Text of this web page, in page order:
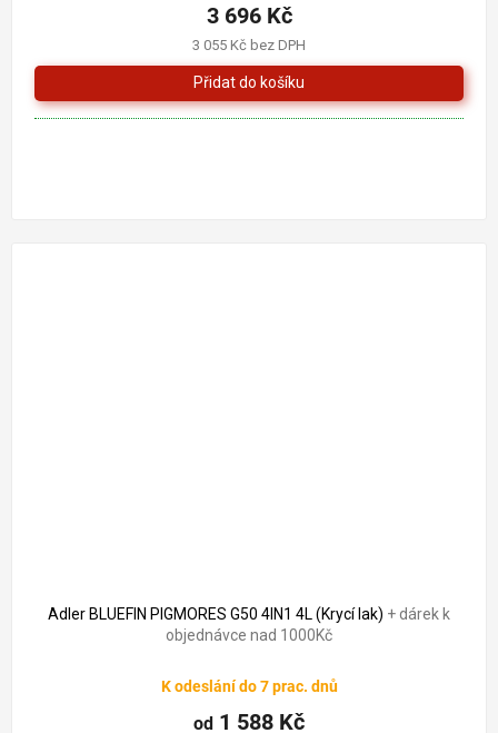
3 055 Kč bez DPH
3 696 Kč
Adler BLUEFIN PIGMORES G50 4IN1 4L (Krycí lak) + dárek k
objednávce nad 1000Kč
K odeslání do 7 prac. dnů
od 1 588 Kč